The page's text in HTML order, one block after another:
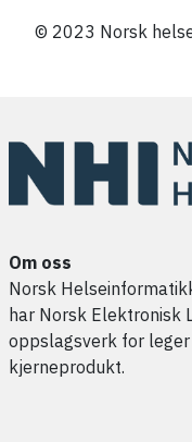
© 2023 Norsk
Om oss
Norsk
har Norsk Elektronisk
oppslagsverk for
kjerneprodukt.